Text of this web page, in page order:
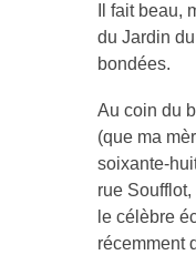
Il fait beau,
du Jardin
bondées.
Au coin du
(que ma
soixante-
rue
le célèbre
récemment